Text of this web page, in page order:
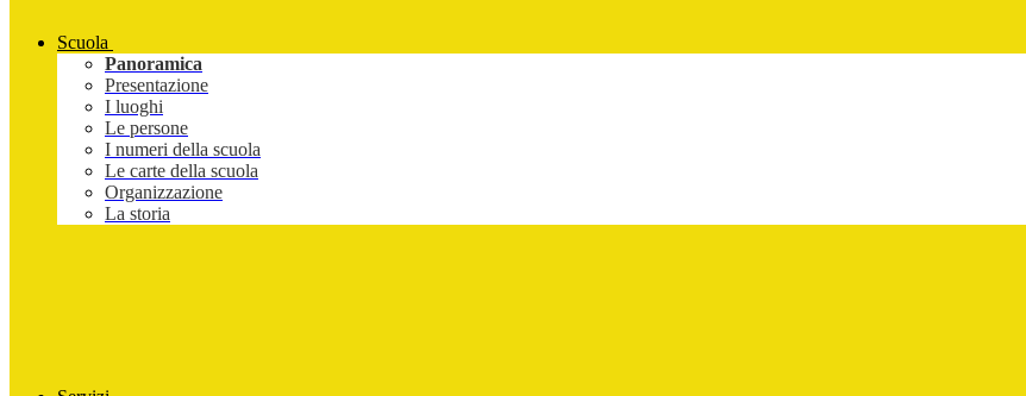
Scuola
Panoramica
Presentazione
I luoghi
Le persone
I numeri della scuola
Le carte della scuola
Organizzazione
La storia